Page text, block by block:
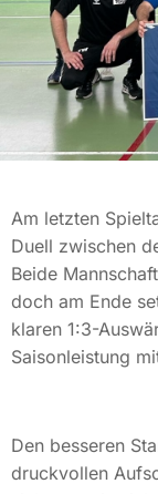
Am letzten
Duell zwischen
Beide
doch am Ende
klaren 1:3-
Saisonleistung
Den besseren
druckvollen